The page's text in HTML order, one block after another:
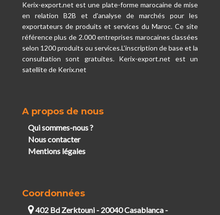
Kerix-export.net est une plate-forme marocaine de mise
en relation B2B et d'analyse de marchés pour les
exportateurs de produits et services du Maroc. Ce site
référence plus de 2.000 entreprises marocaines classées
selon 1200 produits ou services.L'inscription de base et la
consultation sont gratuites. Kerix-export.net est un
satellite de Kerix.net
A propos de nous
Qui sommes-nous ?
Nous contacter
Mentions légales
Coordonnées
402 Bd Zerktouni - 20040 Casablanca -